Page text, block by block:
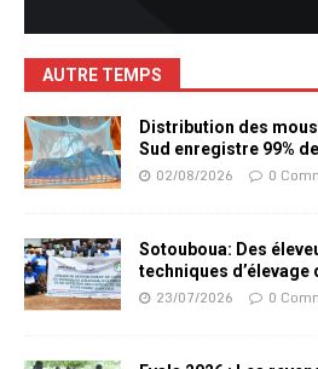
AUTRE TEMPS
Distribution des
Sud enregistre 99%
02/08/2026 0
Sotouboua: Des
techniques d’élevage
23/07/2026 0